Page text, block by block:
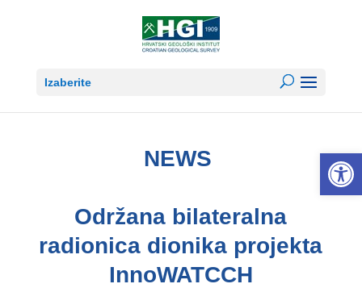
Izaberite
NEWS
Održana bilateralna
radionica dionika projekta
InnoWATCCH